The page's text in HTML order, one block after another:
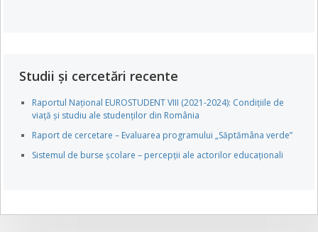
Studii și cercetări recente
Raportul Național EUROSTUDENT VIII (2021-2024): Condițiile de
viață și studiu ale studenților din România
Raport de cercetare – Evaluarea programului „Săptămâna verde”
Sistemul de burse școlare – percepții ale actorilor educaționali